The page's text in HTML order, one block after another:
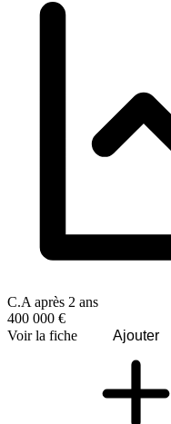
C.A après 2 ans
400 000 €
Voir la fiche
Ajouter